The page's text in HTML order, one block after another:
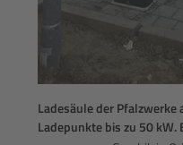
Ladesäule der Pfalzwerke
Ladepunkte bis zu 50 kW.